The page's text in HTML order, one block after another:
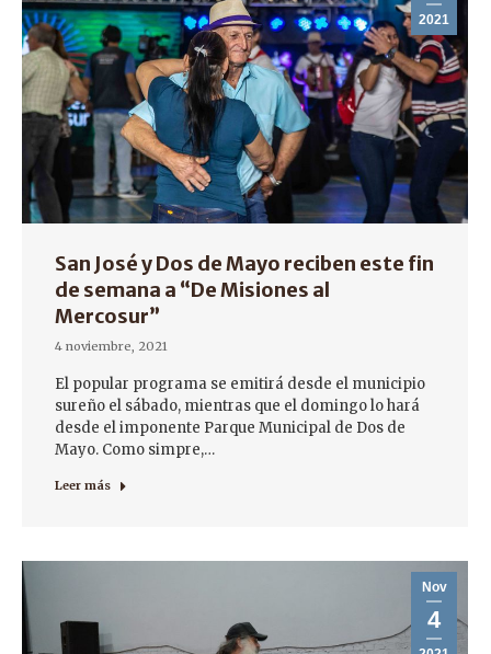
2021
San José y Dos de Mayo reciben este fin
de semana a “De Misiones al
Mercosur”
4 noviembre, 2021
El popular programa se emitirá desde el municipio
sureño el sábado, mientras que el domingo lo hará
desde el imponente Parque Municipal de Dos de
Mayo. Como simpre,…
Leer más
Nov
4